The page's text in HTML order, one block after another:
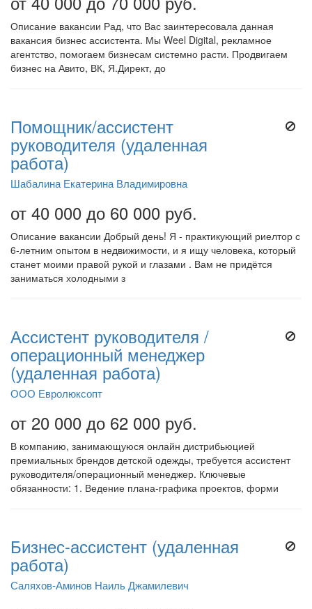
Описание вакансии Рад, что Вас заинтересовала данная
вакансия бизнес ассистента. Мы Weel Digital, рекламное
агентство, помогаем бизнесам системно расти. Продвигаем
бизнес на Авито, ВК, Я.Директ, до
Помощник/ассистент
руководителя (удаленная
работа)
Шабалина Екатерина Владимировна
от 40 000 до 60 000 руб.
Описание вакансии Добрый день! Я - практикующий риелтор с
6-летним опытом в недвижимости, и я ищу человека, который
станет моими правой рукой и глазами . Вам не придётся
заниматься холодными з
Ассистент руководителя /
операционный менеджер
(удаленная работа)
ООО Евролюксопт
от 20 000 до 62 000 руб.
В компанию, занимающуюся онлайн дистрибьюцией
премиальных брендов детской одежды, требуется ассистент
руководителя/операционный менеджер. Ключевые
обязанности: 1. Ведение плана-графика проектов, форми
Бизнес-ассистент (удаленная
работа)
Саляхов-Аминов Наиль Джамилевич